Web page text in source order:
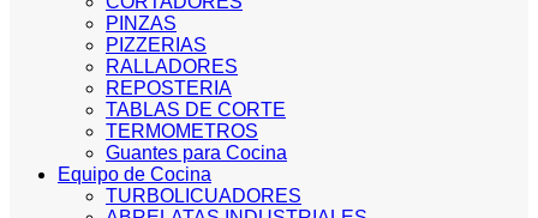
PINZAS
PIZZERIAS
RALLADORES
REPOSTERIA
TABLAS DE CORTE
TERMOMETROS
Guantes para Cocina
Equipo de Cocina
TURBOLICUADORES